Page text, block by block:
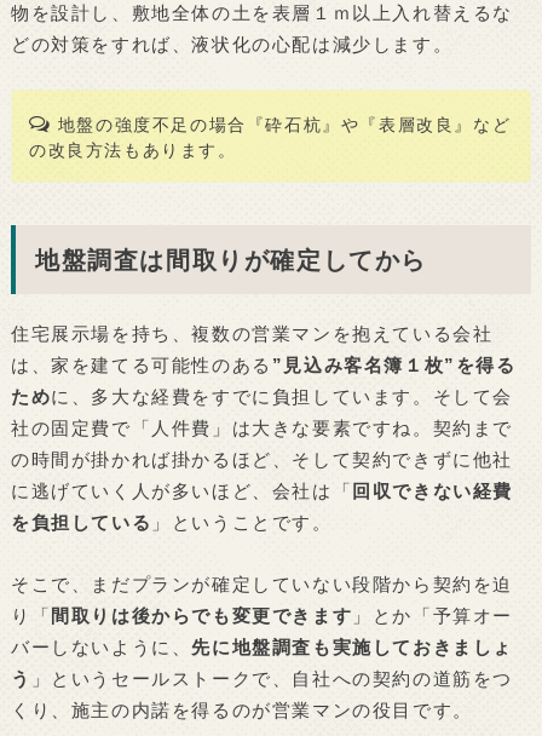
物を設計し、敷地全体の土を表層１ｍ以上入れ替えるな
どの対策をすれば、液状化の心配は減少します。
地盤の強度不足の場合『砕石杭』や『表層改良』など
の改良方法もあります。
地盤調査は間取りが確定してから
住宅展示場を持ち、複数の営業マンを抱えている会社
は、家を建てる可能性のある ”見込み客名簿１枚”を得る
ために、多大な経費をすでに負担しています。そして会
社の固定費で「人件費」は大きな要素ですね。契約まで
の時間が掛かれば掛かるほど、そして契約できずに他社
に逃げていく人が多いほど、会社は「 回収できない経費
を負担している 」ということです。
そこで、まだプランが確定していない段階から契約を迫
り「 間取りは後からでも変更できます 」とか「予算オー
バーしないように、先に地盤調査も実施しておきましょ
う 」というセールストークで、自社への契約の道筋をつ
くり、施主の内諾を得るのが営業マンの役目です。